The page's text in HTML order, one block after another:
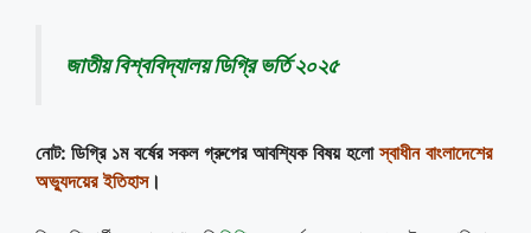
জাতীয় বিশ্ববিদ্যালয় ডিগ্রি ভর্তি ২০২৫
নোট: ডিগ্রি ১ম বর্ষের সকল গ্রুপের আবশ্যিক বিষয় হলো স্বাধীন বাংলাদেশের
অভ্যুদয়ের ইতিহাস।